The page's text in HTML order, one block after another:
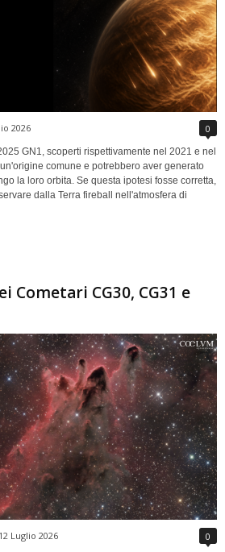
2026 0
GN1, scoperti rispettivamente nel 2021 e nel
comune e potrebbero aver generato
la loro orbita. Se questa ipotesi fosse corretta,
dalla Terra fireball nell'atmosfera di
Cometari CG30, CG31 e
12 Luglio 2026 0